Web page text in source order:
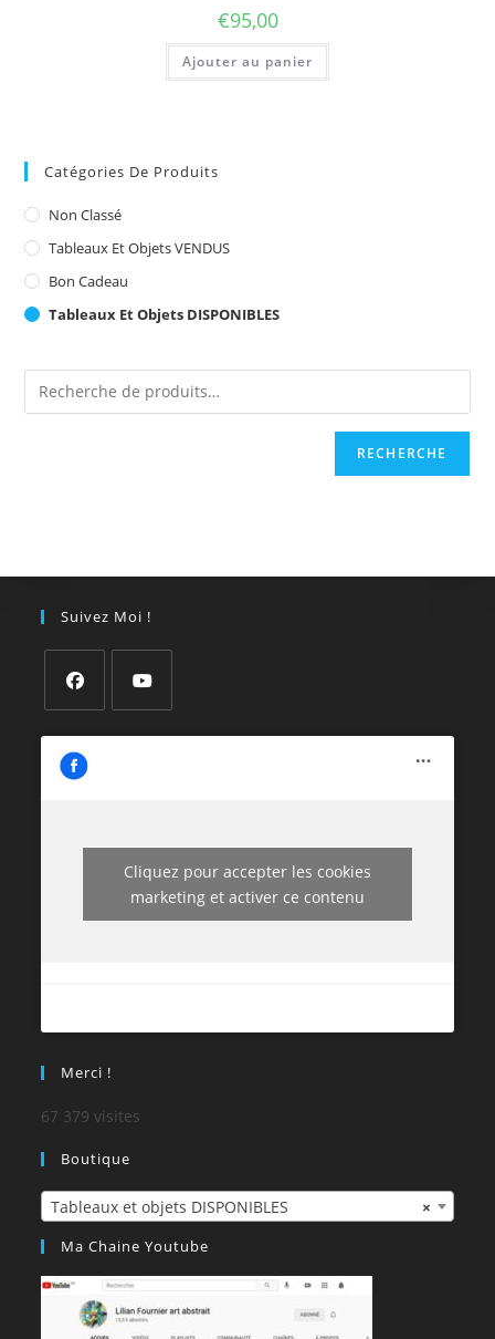
€95,00
Ajouter au panier
Catégories De Produits
Non Classé
Tableaux Et Objets VENDUS
Bon Cadeau
Tableaux Et Objets DISPONIBLES
RECHERCHE
Suivez Moi !
Cliquez pour accepter les cookies
marketing et activer ce contenu
Merci !
67 379 visites
Boutique
×
Tableaux et objets DISPONIBLES
Ma Chaine Youtube